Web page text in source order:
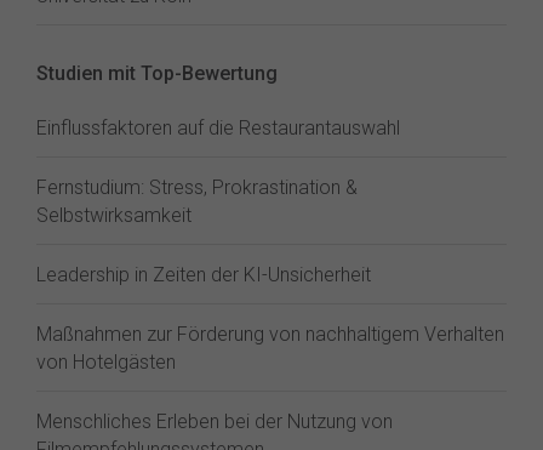
Studien mit Top-Bewertung
Einflussfaktoren auf die Restaurantauswahl
Fernstudium: Stress, Prokrastination &
Selbstwirksamkeit
Leadership in Zeiten der KI-Unsicherheit
Maßnahmen zur Förderung von nachhaltigem Verhalten
von Hotelgästen
Menschliches Erleben bei der Nutzung von